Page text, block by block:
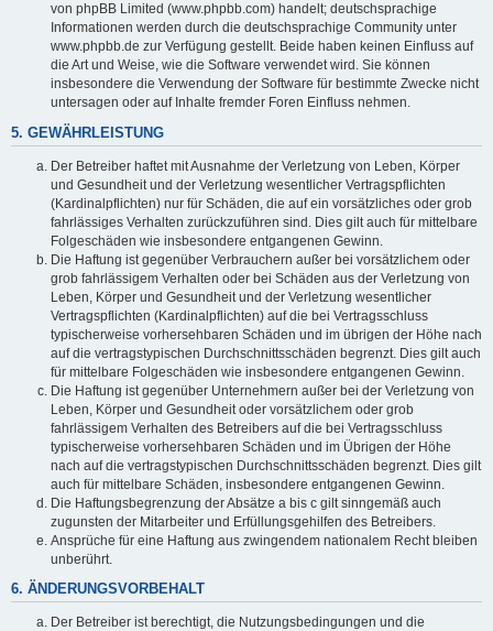
von phpBB Limited (www.phpbb.com) handelt; deutschsprachige
Informationen werden durch die deutschsprachige Community unter
www.phpbb.de zur Verfügung gestellt. Beide haben keinen Einfluss auf
die Art und Weise, wie die Software verwendet wird. Sie können
insbesondere die Verwendung der Software für bestimmte Zwecke nicht
untersagen oder auf Inhalte fremder Foren Einfluss nehmen.
5. GEWÄHRLEISTUNG
Der Betreiber haftet mit Ausnahme der Verletzung von Leben, Körper
und Gesundheit und der Verletzung wesentlicher Vertragspflichten
(Kardinalpflichten) nur für Schäden, die auf ein vorsätzliches oder grob
fahrlässiges Verhalten zurückzuführen sind. Dies gilt auch für mittelbare
Folgeschäden wie insbesondere entgangenen Gewinn.
Die Haftung ist gegenüber Verbrauchern außer bei vorsätzlichem oder
grob fahrlässigem Verhalten oder bei Schäden aus der Verletzung von
Leben, Körper und Gesundheit und der Verletzung wesentlicher
Vertragspflichten (Kardinalpflichten) auf die bei Vertragsschluss
typischerweise vorhersehbaren Schäden und im übrigen der Höhe nach
auf die vertragstypischen Durchschnittsschäden begrenzt. Dies gilt auch
für mittelbare Folgeschäden wie insbesondere entgangenen Gewinn.
Die Haftung ist gegenüber Unternehmern außer bei der Verletzung von
Leben, Körper und Gesundheit oder vorsätzlichem oder grob
fahrlässigem Verhalten des Betreibers auf die bei Vertragsschluss
typischerweise vorhersehbaren Schäden und im Übrigen der Höhe
nach auf die vertragstypischen Durchschnittsschäden begrenzt. Dies gilt
auch für mittelbare Schäden, insbesondere entgangenen Gewinn.
Die Haftungsbegrenzung der Absätze a bis c gilt sinngemäß auch
zugunsten der Mitarbeiter und Erfüllungsgehilfen des Betreibers.
Ansprüche für eine Haftung aus zwingendem nationalem Recht bleiben
unberührt.
6. ÄNDERUNGSVORBEHALT
Der Betreiber ist berechtigt, die Nutzungsbedingungen und die